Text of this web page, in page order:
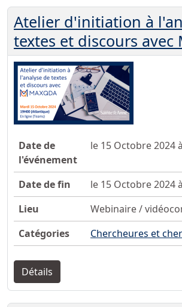
Atelier d'initiation à
textes et discours avec
Date de
l'événement
le 15 Octobre 2024
Date de fin
le 15 Octobre 2024
Lieu
Webinaire /
Catégories
Chercheures et
Détails